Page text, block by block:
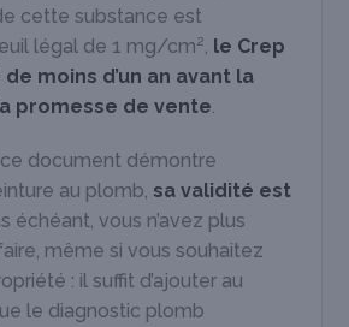
cette substance est
légal de 1 mg/cm², le Crep
moins d’un an avant la
promesse de vente.
ce document démontre
au plomb, sa validité est
échéant, vous n’avez plus
même si vous souhaitez
: il suffit d’ajouter au
le diagnostic plomb